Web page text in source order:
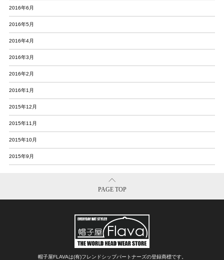
2016年6月
2016年5月
2016年4月
2016年3月
2016年2月
2016年1月
2015年12月
2015年11月
2015年10月
2015年9月
PAGE TOP
帽子屋FLAVAは(有)フレンドシップパートナーズの登録商標です。